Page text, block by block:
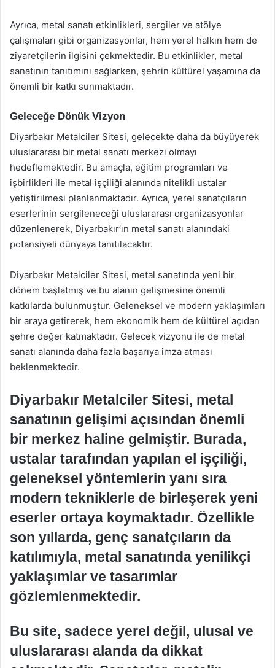
Ayrıca, metal sanatı etkinlikleri, sergiler ve atölye
çalışmaları gibi organizasyonlar, hem yerel halkın hem de
ziyaretçilerin ilgisini çekmektedir. Bu etkinlikler, metal
sanatının tanıtımını sağlarken, şehrin kültürel yaşamına da
önemli bir katkı sunmaktadır.
Geleceğe Dönük Vizyon
Diyarbakır Metalciler Sitesi, gelecekte daha da büyüyerek
uluslararası bir metal sanatı merkezi olmayı
hedeflemektedir. Bu amaçla, eğitim programları ve
işbirlikleri ile metal işçiliği alanında nitelikli ustalar
yetiştirilmesi planlanmaktadır. Ayrıca, yerel sanatçıların
eserlerinin sergileneceği uluslararası organizasyonlar
düzenlenerek, Diyarbakır’ın metal sanatı alanındaki
potansiyeli dünyaya tanıtılacaktır.
Diyarbakır Metalciler Sitesi, metal sanatında yeni bir
dönem başlatmış ve bu alanın gelişmesine önemli
katkılarda bulunmuştur. Geleneksel ve modern yaklaşımları
bir araya getirerek, hem ekonomik hem de kültürel açıdan
şehre değer katmaktadır. Gelecek vizyonu ile de metal
sanatı alanında daha fazla başarıya imza atması
beklenmektedir.
Diyarbakır Metalciler Sitesi, metal
sanatının gelişimi açısından önemli
bir merkez haline gelmiştir. Burada,
ustalar tarafından yapılan el işçiliği,
geleneksel yöntemlerin yanı sıra
modern tekniklerle de birleşerek yeni
eserler ortaya koymaktadır. Özellikle
son yıllarda, genç sanatçıların da
katılımıyla, metal sanatında yenilikçi
yaklaşımlar ve tasarımlar
gözlemlenmektedir.
Bu site, sadece yerel değil, ulusal ve
uluslararası alanda da dikkat